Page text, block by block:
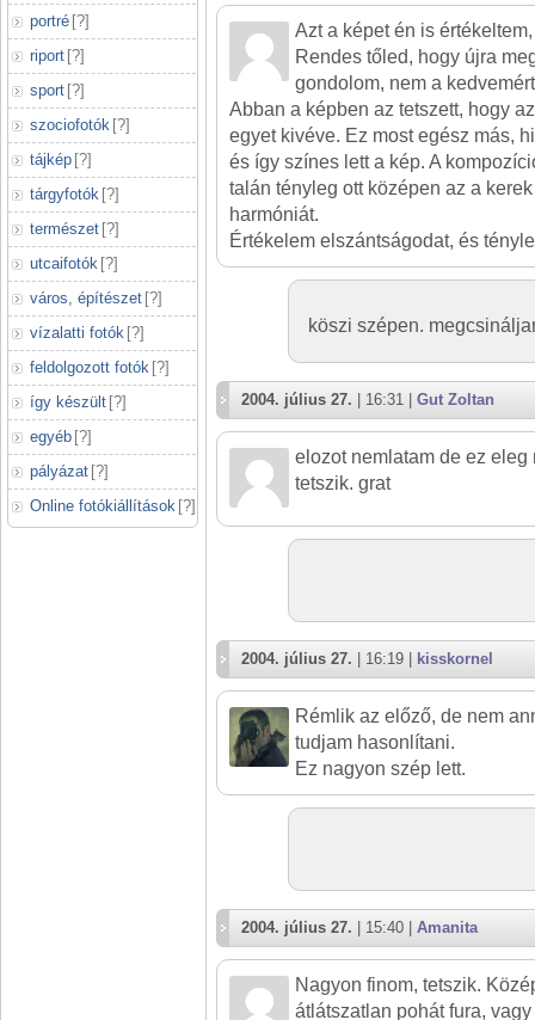
portré [?]
riport [?]
sport [?]
szociofotók [?]
tájkép [?]
tárgyfotók [?]
természet [?]
utcaifotók [?]
város, építészet [?]
vízalatti fotók [?]
feldolgozott fotók [?]
így készült [?]
egyéb [?]
pályázat [?]
Online fotókiállítások [?]
Azt a képet én is
Rendes tőled, hogy újra
gondolom, nem a
Abban a képben az tetszett, hogy
egyet kivéve. Ez most egész más,
és így színes lett a kép. A
talán tényleg ott középen az a
harmóniát.
Értékelem elszántságodat, és
köszi szépen.
2004. július 27. | 16:31 | Gut Zoltan
elozot nemlatam de ez eleg
tetszik. grat
2004. július 27. | 16:19 | kisskornel
Rémlik az előző, de nem
tudjam hasonlítani.
Ez nagyon szép lett.
2004. július 27. | 15:40 | Amanita
Nagyon finom, tetszik.
átlátszatlan pohát fura,